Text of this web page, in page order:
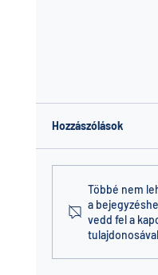
A
tisztább víz
Hozzászólások
Többé nem
a
vedd fel a